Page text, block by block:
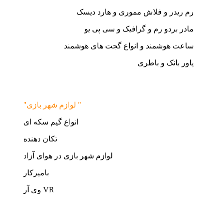
رم ریدر و فلاش مموری و هارد دیسک
مادر بردو رم و گرافیک و سی پی یو
ساعت هوشمند و انواع گجت های هوشمند
پاور بانک و باطری
"لوازم شهر بازی "
انواع گیم سکه ای
تکان دهنده
لوازم شهر بازی در هوای آزاد
بامپرکار
وی آر VR